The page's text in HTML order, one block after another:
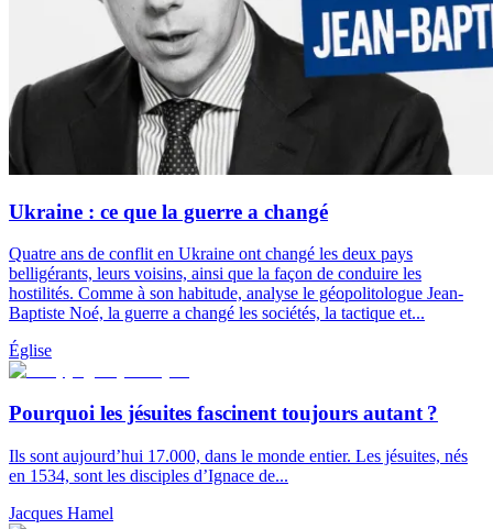
Ukraine : ce que la guerre a changé
Quatre ans de conflit en Ukraine ont changé les deux pays
belligérants, leurs voisins, ainsi que la façon de conduire les
hostilités. Comme à son habitude, analyse le géopolitologue Jean-
Baptiste Noé, la guerre a changé les sociétés, la tactique et...
Église
Pourquoi les jésuites fascinent toujours autant ?
Ils sont aujourd’hui 17.000, dans le monde entier. Les jésuites, nés
en 1534, sont les disciples d’Ignace de...
Jacques Hamel